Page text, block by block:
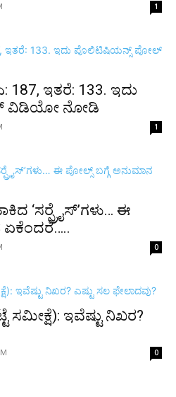
1
ಇತರೆ: 133. ಇದು
ವಿಡಿಯೋ ನೋಡಿ
1
‘ಸರ್‍ಪ್ರೈಸ್’ಗಳು… ಈ
ಏಕೆಂದರೆ…..
0
ಇವೆಷ್ಟು ನಿಖರ?
0